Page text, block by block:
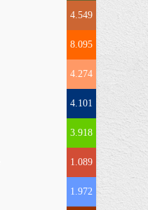
4.549
8.095
4.274
4.101
3.918
1.089
1.972